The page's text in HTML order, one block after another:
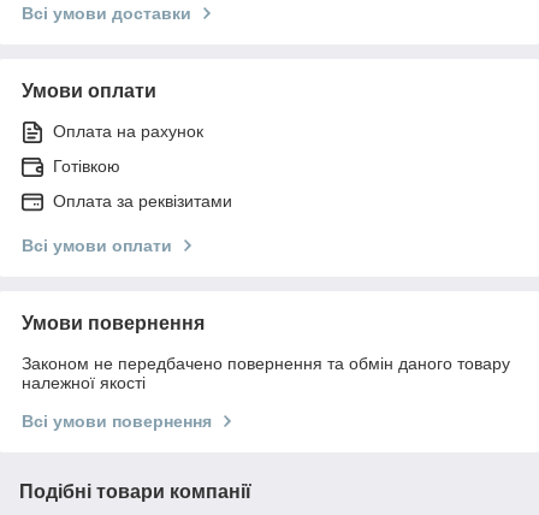
Всі умови доставки
Умови оплати
Оплата на рахунок
Готівкою
Оплата за реквізитами
Всі умови оплати
Умови повернення
Законом не передбачено повернення та обмін даного товару
належної якості
Всі умови повернення
Подібні товари компанії